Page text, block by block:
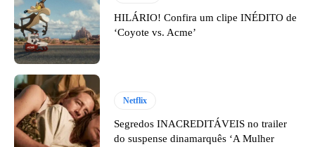
HILÁRIO! Confira um clipe INÉDITO de
‘Coyote vs. Acme’
Netflix
Segredos INACREDITÁVEIS no trailer
do suspense dinamarquês ‘A Mulher